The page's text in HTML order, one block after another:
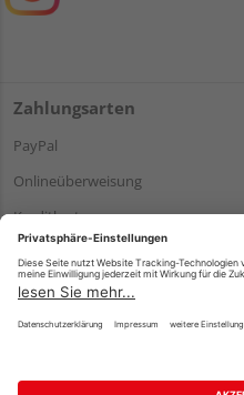
Zahlungsarten
PayPal
Onlineüberweisung
Kreditkarte
*Bonität vorausgesetzt
Impressum Datenschutz